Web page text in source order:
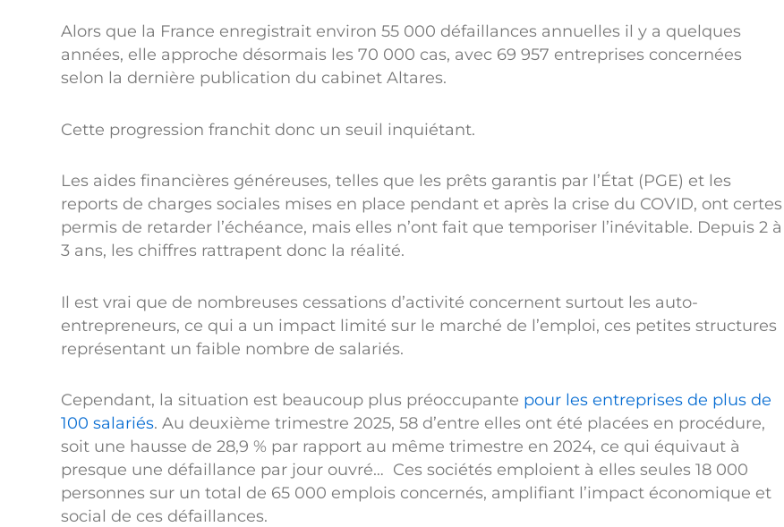
Alors que la France enregistrait environ 55 000 défaillances annuelles il y a quelques
années, elle approche désormais les 70 000 cas, avec 69 957 entreprises concernées
selon la dernière publication du cabinet Altares.
Cette progression franchit donc un seuil inquiétant.
Les aides financières généreuses, telles que les prêts garantis par l’État (PGE) et les
reports de charges sociales mises en place pendant et après la crise du COVID, ont certes
permis de retarder l’échéance, mais elles n’ont fait que temporiser l’inévitable. Depuis 2 à
3 ans, les chiffres rattrapent donc la réalité.
Il est vrai que de nombreuses cessations d’activité concernent surtout les auto-
entrepreneurs, ce qui a un impact limité sur le marché de l’emploi, ces petites structures
représentant un faible nombre de salariés.
Cependant, la situation est beaucoup plus préoccupante pour les entreprises de plus de
100 salariés. Au deuxième trimestre 2025, 58 d’entre elles ont été placées en procédure,
soit une hausse de 28,9 % par rapport au même trimestre en 2024, ce qui équivaut à
presque une défaillance par jour ouvré… Ces sociétés emploient à elles seules 18 000
personnes sur un total de 65 000 emplois concernés, amplifiant l’impact économique et
social de ces défaillances.